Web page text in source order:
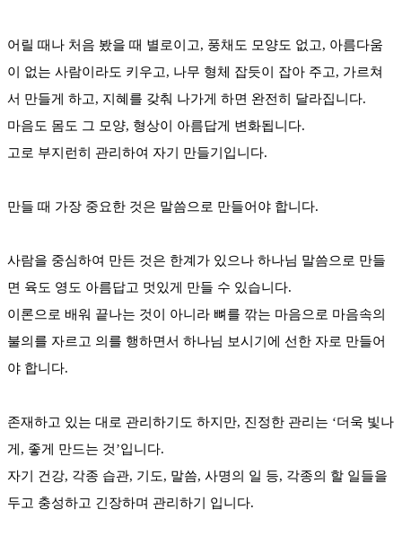
어릴 때나 처음 봤을 때 별로이고, 풍채도 모양도 없고, 아름다움
이 없는 사람이라도 키우고, 나무 형체 잡듯이 잡아 주고, 가르쳐
서 만들게 하고, 지혜를 갖춰 나가게 하면 완전히 달라집니다.
마음도 몸도 그 모양, 형상이 아름답게 변화됩니다.
고로 부지런히 관리하여 자기 만들기입니다.
만들 때 가장 중요한 것은 말씀으로 만들어야 합니다.
사람을 중심하여 만든 것은 한계가 있으나 하나님 말씀으로 만들
면 육도 영도 아름답고 멋있게 만들 수 있습니다.
이론으로 배워 끝나는 것이 아니라 뼈를 깎는 마음으로 마음속의
불의를 자르고 의를 행하면서 하나님 보시기에 선한 자로 만들어
야 합니다.
존재하고 있는 대로 관리하기도 하지만, 진정한 관리는 ‘더욱 빛나
게, 좋게 만드는 것’입니다.
자기 건강, 각종 습관, 기도, 말씀, 사명의 일 등, 각종의 할 일들을
두고 충성하고 긴장하며 관리하기 입니다.